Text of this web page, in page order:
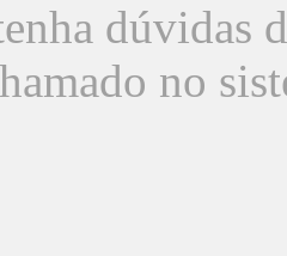
dúvidas
no